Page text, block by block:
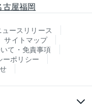
古屋福岡
ュースリリース
サイトマップ
て・免責事項
ーポリシー